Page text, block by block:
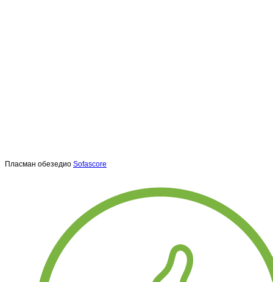
Пласман обезедио Sofascore